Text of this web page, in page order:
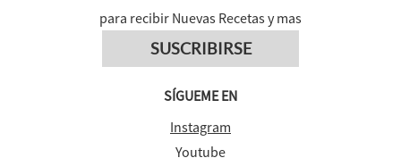
para recibir Nuevas Recetas y mas
SUSCRIBIRSE
SÍGUEME EN
Instagram
Youtube